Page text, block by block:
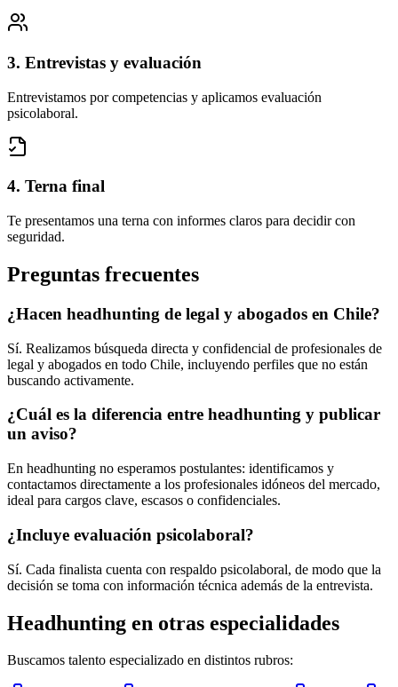
3. Entrevistas y evaluación
Entrevistamos por competencias y aplicamos evaluación
psicolaboral.
4. Terna final
Te presentamos una terna con informes claros para decidir con
seguridad.
Preguntas frecuentes
¿Hacen headhunting de legal y abogados en Chile?
Sí. Realizamos búsqueda directa y confidencial de profesionales de
legal y abogados en todo Chile, incluyendo perfiles que no están
buscando activamente.
¿Cuál es la diferencia entre headhunting y publicar
un aviso?
En headhunting no esperamos postulantes: identificamos y
contactamos directamente a los profesionales idóneos del mercado,
ideal para cargos clave, escasos o confidenciales.
¿Incluye evaluación psicolaboral?
Sí. Cada finalista cuenta con respaldo psicolaboral, de modo que la
decisión se toma con información técnica además de la entrevista.
Headhunting en otras especialidades
Buscamos talento especializado en distintos rubros: